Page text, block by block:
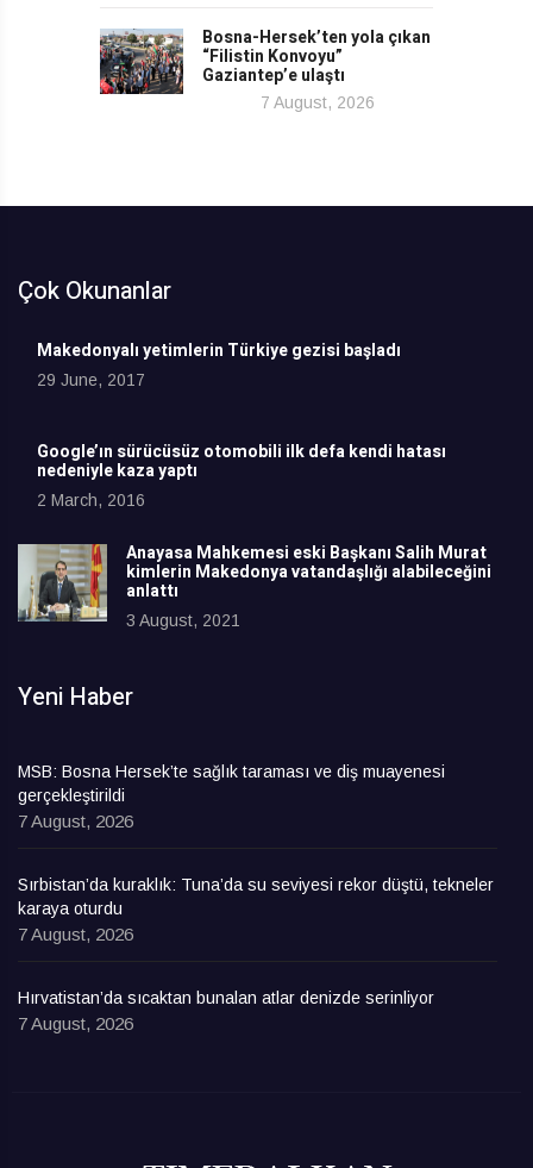
Bosna-Hersek’ten yola çıkan
“Filistin Konvoyu”
Gaziantep’e ulaştı
7 August, 2026
Çok Okunanlar
Makedonyalı yetimlerin Türkiye gezisi başladı
29 June, 2017
Google’ın sürücüsüz otomobili ilk defa kendi hatası
nedeniyle kaza yaptı
2 March, 2016
Anayasa Mahkemesi eski Başkanı Salih Murat
kimlerin Makedonya vatandaşlığı alabileceğini
anlattı
3 August, 2021
Yeni Haber
MSB: Bosna Hersek’te sağlık taraması ve diş muayenesi
gerçekleştirildi
7 August, 2026
Sırbistan’da kuraklık: Tuna’da su seviyesi rekor düştü, tekneler
karaya oturdu
7 August, 2026
Hırvatistan’da sıcaktan bunalan atlar denizde serinliyor
7 August, 2026